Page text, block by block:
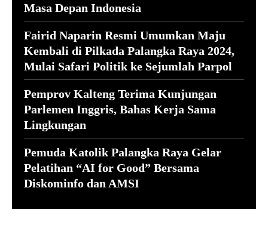
Masa Depan Indonesia
Fairid Naparin Resmi Umumkan Maju
Kembali di Pilkada Palangka Raya 2024,
Mulai Safari Politik ke Sejumlah Parpol
Pemprov Kalteng Terima Kunjungan
Parlemen Inggris, Bahas Kerja Sama
Lingkungan
Pemuda Katolik Palangka Raya Gelar
Pelatihan “AI for Good” Bersama
Diskominfo dan AMSI